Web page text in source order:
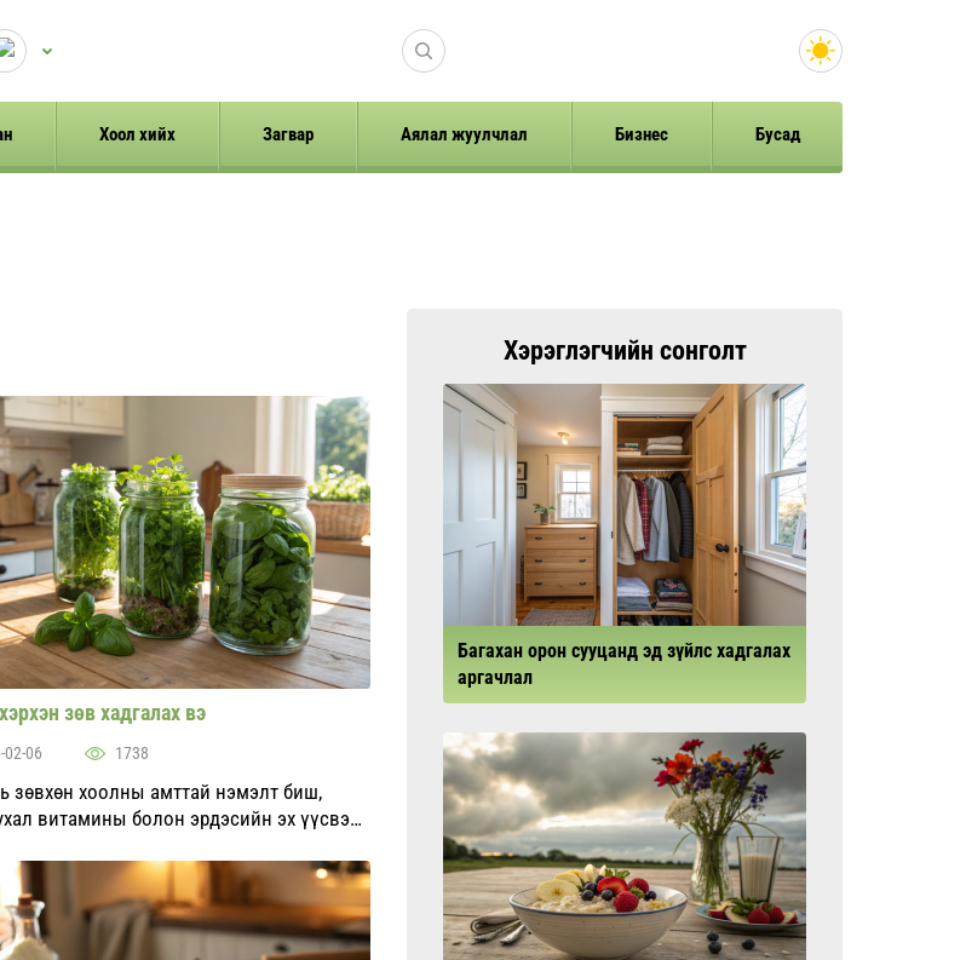
Хоол хийх Загвар Аялал жуулчлал Бизнес Бусад
хэдий ч, энэ процессыг эрс
боломжтой техникийн аргууд байдаг
чанар, гоо зүйг ...
зөв хадгалах вэ
02-06 1738
зөвхөн хоолны амттай нэмэлт биш,
витамины болон эрдэсийн эх үүсвэр
алдах хандлагатай байдаг. Зөв
нь ногооны ш...
Хэрэглэгчийн сонголт
Багахан орон сууцанд эд зүйлс хадгалах
аргачлал